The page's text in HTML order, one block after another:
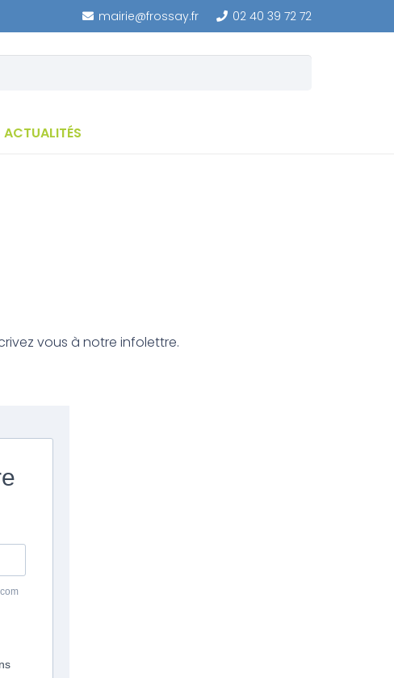
mairie@frossay.fr 02 40 39 72 72
ACTUALITÉS
vous à notre infolettre.